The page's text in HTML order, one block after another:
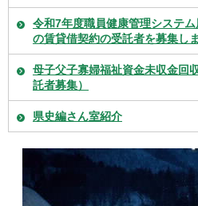
令和7年度職員健康管理システ
の賃貸借契約の受託者を募集し
母子父子寡婦福祉資金未収金回
託者募集）
県史編さん室紹介